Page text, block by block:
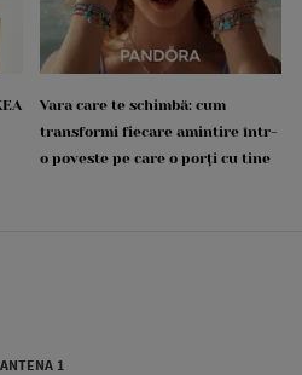
Vara care te schimbă: cum
transformi fiecare amintire într-
o poveste pe care o porți cu tine
ANTENA 1